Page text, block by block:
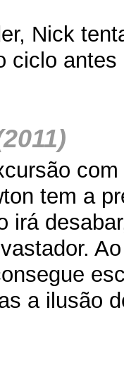
Nick
ciclo
tem a
irá
a ilusão